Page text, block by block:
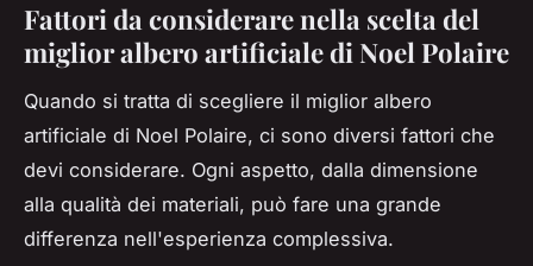
Fattori da considerare nella scelta del
miglior albero artificiale di Noel Polaire
Quando si tratta di scegliere il miglior albero
artificiale di Noel Polaire, ci sono diversi fattori che
devi considerare. Ogni aspetto, dalla dimensione
alla qualità dei materiali, può fare una grande
differenza nell'esperienza complessiva.